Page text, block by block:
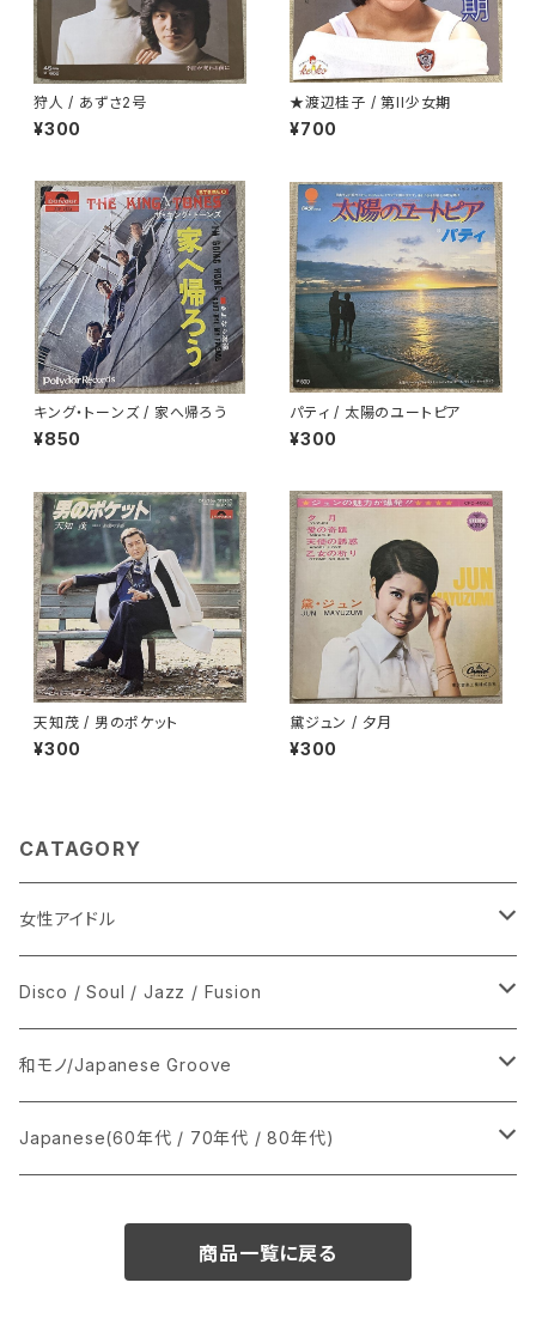
狩人 / あずさ2号
¥300
★渡辺桂子 / 第II少女期
¥700
キング・トーンズ / 家へ帰ろう
¥850
パティ / 太陽のユートピア
¥300
天知茂 / 男のポケット
¥300
黛ジュン / 夕月
¥300
CATAGORY
女性アイドル
シングル盤
あ行
か行
LP
CD
Disco / Soul / Jazz / Fusion
シングル盤
A
12インチ・シングル
和モノ/Japanese Groove
シングル盤
Japanese(60年代 / 70年代 / 80年代)
商品一覧に戻る